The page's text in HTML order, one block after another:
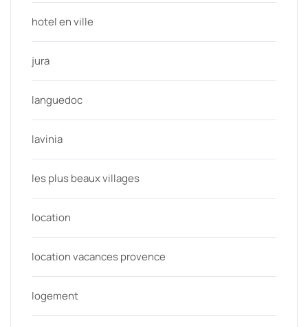
hotel en ville
jura
languedoc
lavinia
les plus beaux villages
location
location vacances provence
logement